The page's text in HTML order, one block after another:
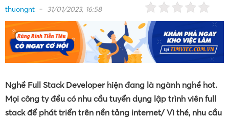
thuongnt 31/01/2023, 16:58
Nghề Full Stack Developer hiện đang là ngành nghề hot.
Mọi công ty đều có nhu cầu tuyển dụng lập trình viên full
stack để phát triển trên nền tảng internet/ Vì thé, nhu cầu